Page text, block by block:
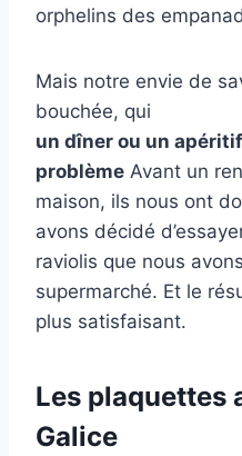
orphelins des
Mais notre envie de
bouchée, qui
un dîner ou un
problème Avant un
maison, ils nous ont
avons décidé
raviolis que nous
supermarché. Et le
plus satisfaisant.
Les plaquettes
Galice